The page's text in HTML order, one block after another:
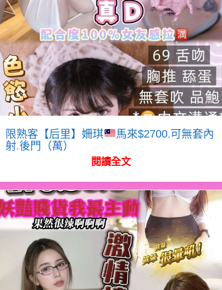
限熟客【后里】姍琪
馬來$2700.可無套內
射.後門（萬）
閱讀全文